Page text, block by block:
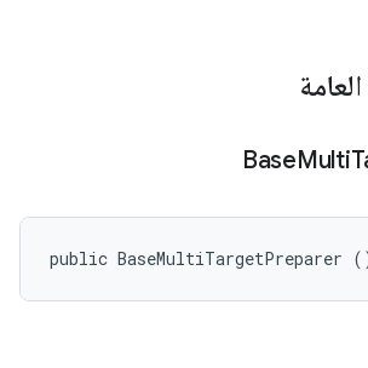
BaseMulti
public BaseMultiTargetPreparer